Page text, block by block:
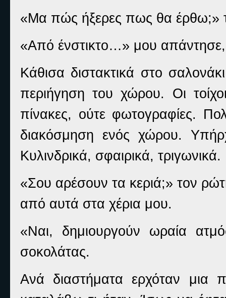
«Μα πώς ήξερες πως θα έρθω;»
«Από ένστικτο…» μου απάντησε,
Κάθισα διστακτικά στο
περιήγηση του χώρου. Οι
πίνακες, ούτε φωτογραφίες.
διακόσμηση ενός χώρου.
Κυλινδρικά, σφαιρικά,
«Σου αρέσουν τα κεριά;» τον
από αυτά στα χέρια μου.
«Ναι, δημιουργούν ωραία
σοκολάτας.
Ανά διαστήματα ερχόταν μια